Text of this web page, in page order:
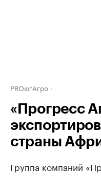
PROюгАгро
«Прогресс
страны
Группа компаний